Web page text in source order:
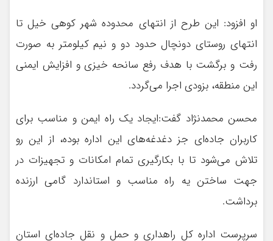
او افزود: این طرح از انتهای محدوده شهر کوهی خیل تا
انتهای روستای دونچال حدود دو و نیم کیلومتر به صورت
رفت و برگشت با هدف رفع سانحه خیزی و افزایش ایمنی
این منطقه، بزودی اجرا می‌گردد.
محسن محمدنژاد گفت:ایجاد یک راه ایمن و مناسب برای
کاربران جاده‌ای جز دغدغه‌های این اداره بوده، از این رو
تلاش می‌شود تا با بکارگیری تمام امکانات و تجهیزات در
جهت ساختن یه راه مناسب و استاندارد گامی ارزنده
برداشت.
سرپرست اداره کل راهداری و حمل و نقل جاده‌ای استان